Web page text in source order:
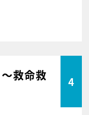
救命救
4